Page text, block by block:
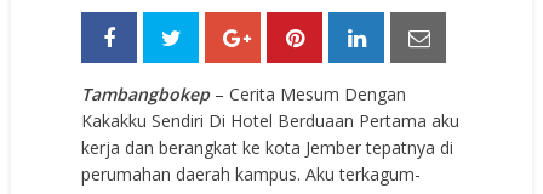
Tambangbokep – Cerita Mesum Dengan
Kakakku Sendiri Di Hotel Berduaan Pertama aku
kerja dan berangkat ke kota Jember tepatnya di
perumahan daerah kampus. Aku terkagum-